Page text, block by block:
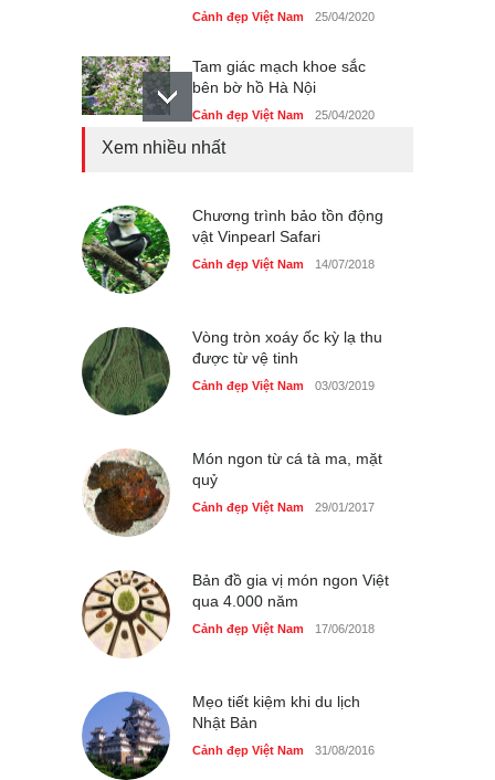
Cảnh đẹp Việt Nam 25/04/2020
Tam giác mạch khoe sắc
bên bờ hồ Hà Nội
Cảnh đẹp Việt Nam 25/04/2020
Cảnh đẹp Việt Nam 24/04/2020
Những món ăn đồng quê
Xem nhiều nhất
Chương trình bảo tồn động
vật Vinpearl Safari
Cảnh đẹp Việt Nam 14/07/2018
Vòng tròn xoáy ốc kỳ lạ thu
được từ vệ tinh
Cảnh đẹp Việt Nam 03/03/2019
Món ngon từ cá tà ma, mặt
quỷ
Cảnh đẹp Việt Nam 29/01/2017
Bản đồ gia vị món ngon Việt
qua 4.000 năm
Cảnh đẹp Việt Nam 17/06/2018
Mẹo tiết kiệm khi du lịch
Nhật Bản
Cảnh đẹp Việt Nam 31/08/2016